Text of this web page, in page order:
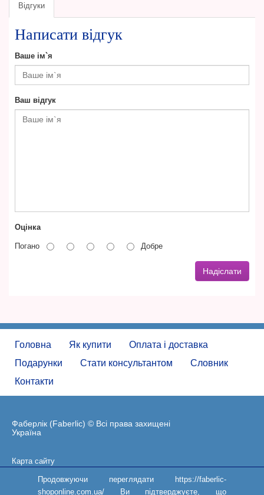
Відгуки
Написати відгук
Ваше ім`я
Ваш відгук
Оцінка
Погано Добре
Надіслати
Головна Як купити
Оплата і доставка
Подарунки
Стати консультантом
Словник
Контакти
Фаберлік (Faberlic) © Всі права захищені
Україна
Карта сайту
Продовжуючи переглядати https://faberlic-
shoponline.com.ua/ Ви підтверджуєте, що